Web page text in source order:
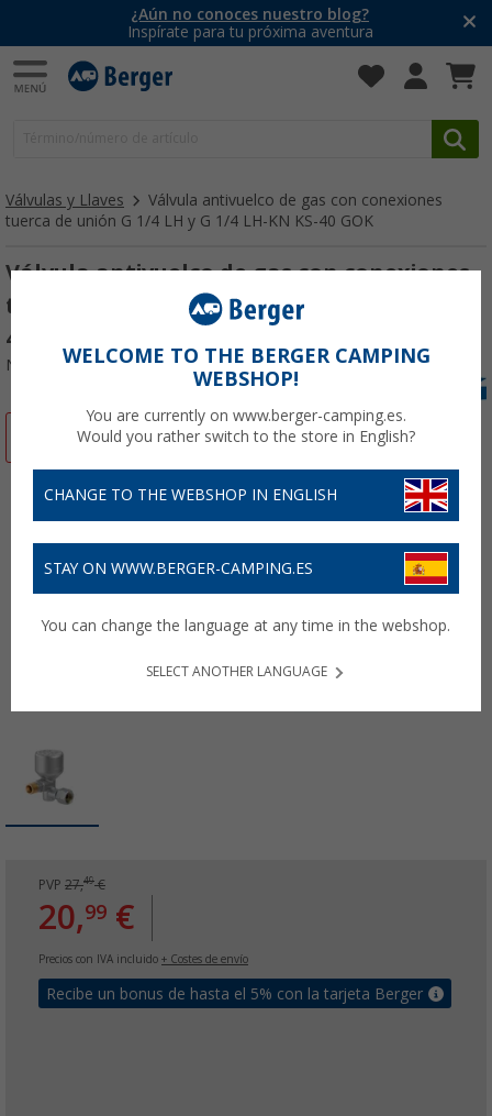
¿Aún no conoces nuestro blog?
Inspírate para tu próxima aventura
Válvulas y Llaves
Válvula antivuelco de gas con conexiones
tuerca de unión G 1/4 LH y G 1/4 LH-KN KS-40 GOK
Válvula antivuelco de gas con conexiones
tuerca de unión G 1/4 LH y G 1/4 LH-KN KS-
40 GOK
Nº de artículo 588498
-23%
PVP 27,49€
20,99 €
Precios con IVA incluido + Costes de envío
Recibe un bonus de hasta el 5% con la tarjeta Berger
WELCOME TO THE BERGER CAMPING
WEBSHOP!
You are currently on www.berger-camping.es.
Would you rather switch to the store in English?
CHANGE TO THE WEBSHOP IN ENGLISH
STAY ON WWW.BERGER-CAMPING.ES
You can change the language at any time in the webshop.
SELECT ANOTHER LANGUAGE